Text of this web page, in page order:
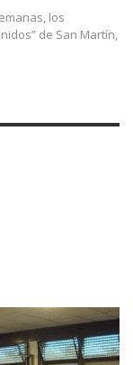
los
de San Martín,